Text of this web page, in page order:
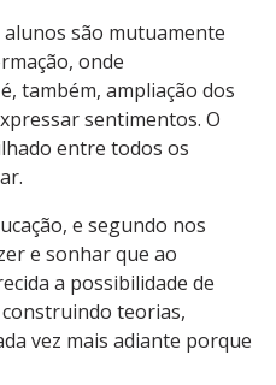
são mutuamente
onde
também, ampliação dos
sentimentos. O
entre todos os
e segundo nos
e sonhar que ao
a possibilidade de
teorias,
vez mais adiante porque